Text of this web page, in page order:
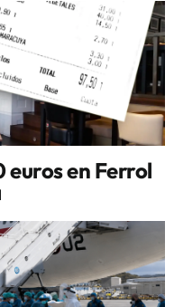
euros en Ferrol